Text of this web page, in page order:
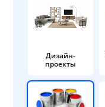
Дизайн-
проекты